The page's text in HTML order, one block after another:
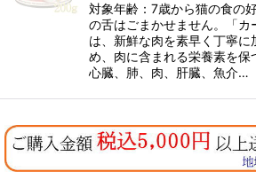
対象年齢：7歳から猫の食の
の舌はごまかせません。「カ
は、新鮮な肉を素早く丁寧に
め、肉に含まれる栄養素を保
心臓、肺、肉、肝臓、魚介…